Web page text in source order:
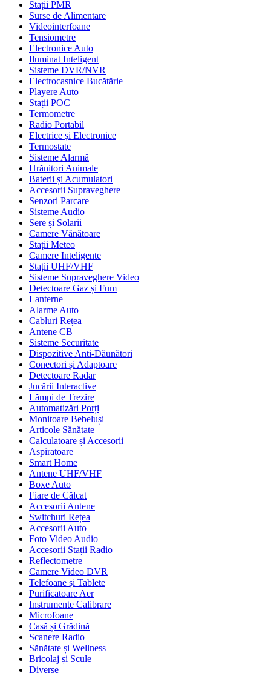
Stații PMR
Surse de Alimentare
Videointerfoane
Tensiometre
Electronice Auto
Iluminat Inteligent
Sisteme DVR/NVR
Electrocasnice Bucătărie
Playere Auto
Stații POC
Termometre
Radio Portabil
Electrice și Electronice
Termostate
Sisteme Alarmă
Hrănitori Animale
Baterii și Acumulatori
Accesorii Supraveghere
Senzori Parcare
Sisteme Audio
Sere și Solarii
Camere Vânătoare
Stații Meteo
Camere Inteligente
Stații UHF/VHF
Sisteme Supraveghere Video
Detectoare Gaz și Fum
Lanterne
Alarme Auto
Cabluri Rețea
Antene CB
Sisteme Securitate
Dispozitive Anti-Dăunători
Conectori și Adaptoare
Detectoare Radar
Jucării Interactive
Lămpi de Trezire
Automatizări Porți
Monitoare Bebeluși
Articole Sănătate
Calculatoare și Accesorii
Aspiratoare
Smart Home
Antene UHF/VHF
Boxe Auto
Fiare de Călcat
Accesorii Antene
Switchuri Rețea
Accesorii Auto
Foto Video Audio
Accesorii Stații Radio
Reflectometre
Camere Video DVR
Telefoane și Tablete
Purificatoare Aer
Instrumente Calibrare
Microfoane
Casă și Grădină
Scanere Radio
Sănătate și Wellness
Bricolaj și Scule
Diverse